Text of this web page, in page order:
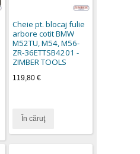
Cheie pt. blocaj fulie
arbore cotit BMW
M52TU, M54, M56-
ZR-36ETTSB4201 -
ZIMBER TOOLS
119,80 €
În căruţ